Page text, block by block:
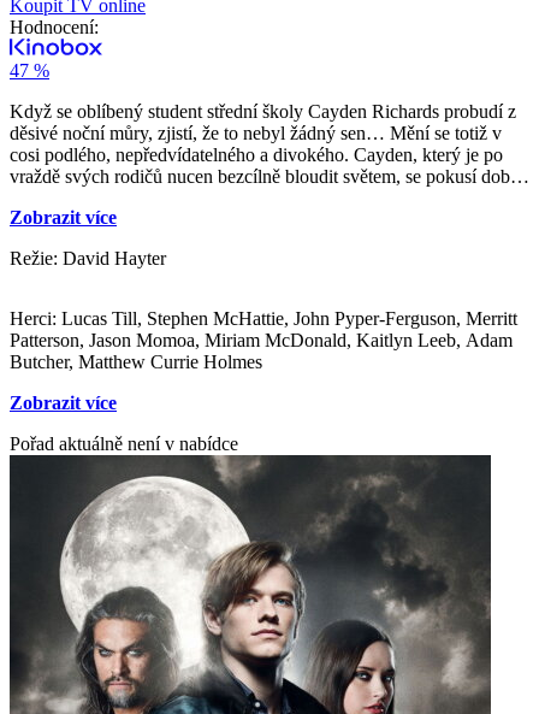
Koupit TV online
Hodnocení:
47 %
Když se oblíbený student střední školy Cayden Richards probudí z
děsivé noční můry, zjistí, že to nebyl žádný sen… Mění se totiž v
cosi podlého, nepředvídatelného a divokého. Cayden, který je po
vraždě svých rodičů nucen bezcílně bloudit světem, se pokusí dobrat
Lupine Ridge narazí na sobě podobné jedince, včetně krásné mladé
„vlkodlaků“. A když Cayden konečně odhalí šokující pravdu o
zlověstnějšími, než si kdy dovedl představit.
Zobrazit více
Režie: David Hayter
Herci: Lucas Till, Stephen McHattie, John Pyper-Ferguson, Merritt
Patterson, Jason Momoa, Miriam McDonald, Kaitlyn Leeb, Adam
Butcher, Matthew Currie Holmes
Zobrazit více
Pořad aktuálně není v nabídce